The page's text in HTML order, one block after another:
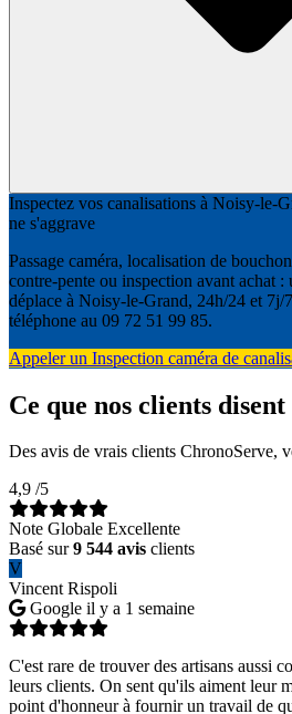
Inspectez vos canalisations à Noisy-le-
ne s'aggrave
Passage caméra, localisation de
contre-pente ou inspection avant achat :
déplace à Noisy-le-Grand, 24h/24 et 7j/
téléphone au 09 72 51 99 85.
Appeler un Inspection caméra de
Ce que nos clients disent
Des avis de vrais clients ChronoServe,
4,9 /5
Note Globale Excellente
Basé sur9 544 avis clients
V
Vincent Rispoli
Google il y a 1 semaine
C'est rare de trouver des artisans aussi
leurs clients. On sent qu'ils aiment leur
point d'honneur à fournir un travail de